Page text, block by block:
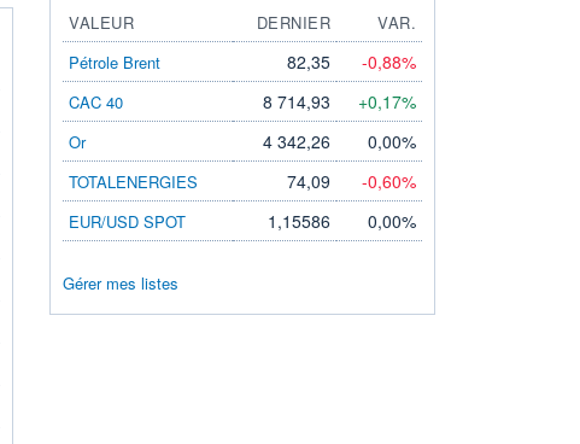
VALEUR DERNIER
VAR.
Pétrole Brent
82,35 -0,88%
CAC 40 8 714,93 +0,17%
Or 4 342,26 0,00%
TOTALENERGIES 74,09 -0,60%
EUR/USD SPOT 1,15586 0,00%
Gérer mes listes